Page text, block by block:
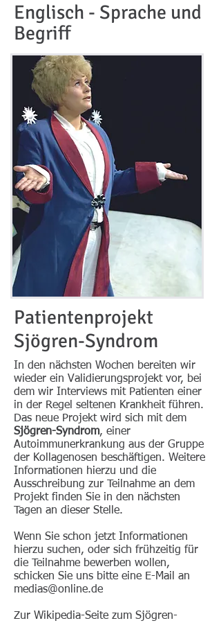
Englisch - Sprache und
Begriff
Patientenprojekt
Sjögren-Syndrom
In den nächsten Wochen bereiten wir
wieder ein Validierungsprojekt vor, bei
dem wir Interviews mit Patienten einer
in der Regel seltenen Krankheit führen.
Das neue Projekt wird sich mit dem
Sjögren-Syndrom, einer
Autoimmunerkrankung aus der Gruppe
der Kollagenosen beschäftigen. Weitere
Informationen hierzu und die
Ausschreibung zur Teilnahme an dem
Projekt finden Sie in den nächsten
Tagen an dieser Stelle.
Wenn Sie schon jetzt Informationen
hierzu suchen, oder sich frühzeitig für
die Teilnahme bewerben wollen,
schicken Sie uns bitte eine E-Mail an
medias@online.de
Zur Wikipedia-Seite zum Sjögren-